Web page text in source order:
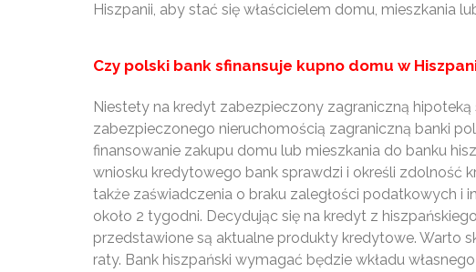
Hiszpanii, aby stać się właścicielem domu, mieszkania
Czy polski bank sfinansuje kupno domu w
Niestety na kredyt zabezpieczony zagraniczną
zabezpieczonego nieruchomością zagraniczną banki
finansowanie zakupu domu lub mieszkania do banku
wniosku kredytowego bank sprawdzi i określi zdolność
także zaświadczenia o braku zaległości podatkowych
około 2 tygodni. Decydując się na kredyt z
przedstawione są aktualne produkty kredytowe. Warto
raty. Bank hiszpański wymagać będzie wkładu